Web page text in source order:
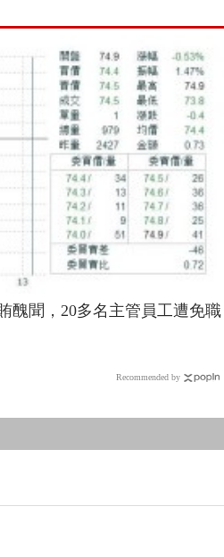
醜聞，20多名主管員工遭免職
Recommended by